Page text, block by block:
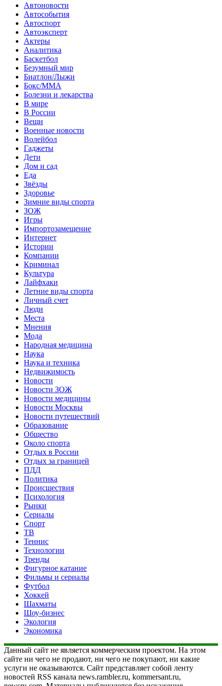
Автоновости
Автособытия
Автоспорт
Автоэксперт
Актеры
Аналитика
Баскетбол
Безумный мир
Биатлон/Лыжи
Бокс/MMA
Болезни и лекарства
В мире
В России
Вещи
Военные новости
Волейбол
Гаджеты
Дети
Дом и сад
Еда
Звёзды
Здоровье
Зимние виды спорта
ЗОЖ
Игры
Импортозамещение
Интернет
Истории
Компании
Криминал
Культура
Лайфхаки
Летние виды спорта
Личный счет
Люди
Места
Мнения
Мода
Народная медицина
Наука
Наука и техника
Недвижимость
Новости
Новости ЗОЖ
Новости медицины
Новости Москвы
Новости путешествий
Образование
Общество
Около спорта
Отдых в России
Отдых за границей
ПДД
Политика
Происшествия
Психология
Рынки
Сериалы
Спорт
ТВ
Теннис
Технологии
Тренды
Фигурное катание
Фильмы и сериалы
Футбол
Хоккей
Шахматы
Шоу-бизнес
Экология
Экономика
Данный сайт не является коммерческим проектом. На этом
сайте ни чего не продают, ни чего не покупают, ни какие
услуги не оказываются. Сайт представляет собой ленту
новостей RSS канала news.rambler.ru, kommersant.ru,